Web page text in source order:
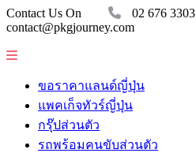
Contact Us On
02 676 3303
contact@pkgjourney.com
ขอราคาแลนด์ญี่ปุ่น
แพคเก็จทัวร์ญี่ปุ่น
กรุ๊ปส่วนตัว
รถพร้อมคนขับส่วนตัว